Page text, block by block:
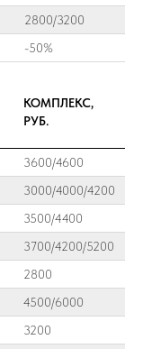
2800/3200
-50%
КОМПЛЕКС,
РУБ.
3600/4600
3000/4000/4200
3500/4400
3700/4200/5200
2800
4500/6000
3200